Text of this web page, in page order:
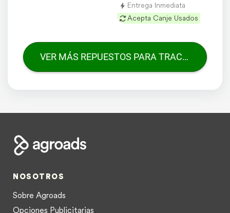
Entrega Inmediata
Acepta Canje Usados
VER MÁS REPUESTOS PARA TRACTORES
NOSOTROS
Sobre Agroads
Opciones Publicitarias